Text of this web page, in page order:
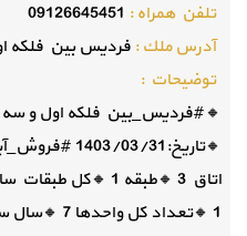
تلفن همراه : 09126645451
آدرس ملك :فردیس بین فلکه
توضيحات :